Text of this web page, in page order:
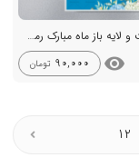
طرح با کیفیت و لایه باز ماه مبارک رمضان + استوری شبکه های اجتماعی
visibility
90,000 تومان
12